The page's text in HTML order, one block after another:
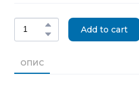
Add to cart
ОПИС